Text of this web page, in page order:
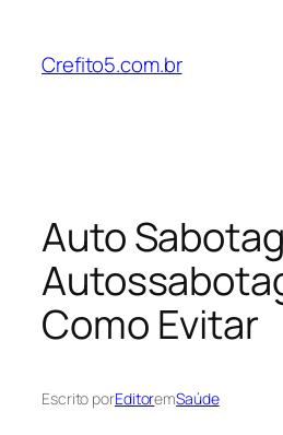
Crefito5.com.br
Auto
Como Evitar
Escrito porEditoremSaúde